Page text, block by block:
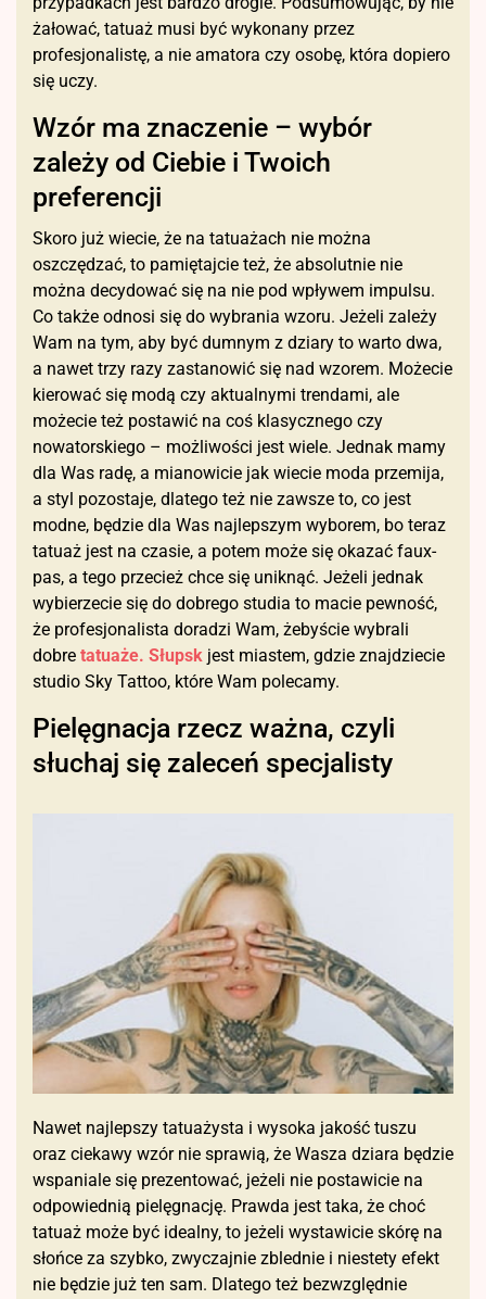
żałować, tatuaż musi być wykonany przez
profesjonalistę, a nie amatora czy osobę, która dopiero
się uczy.
Wzór ma znaczenie – wybór
zależy od Ciebie i Twoich
preferencji
Skoro już wiecie, że na tatuażach nie można
oszczędzać, to pamiętajcie też, że absolutnie nie
można decydować się na nie pod wpływem impulsu.
Co także odnosi się do wybrania wzoru. Jeżeli zależy
Wam na tym, aby być dumnym z dziary to warto dwa,
a nawet trzy razy zastanowić się nad wzorem. Możecie
kierować się modą czy aktualnymi trendami, ale
możecie też postawić na coś klasycznego czy
nowatorskiego – możliwości jest wiele. Jednak mamy
dla Was radę, a mianowicie jak wiecie moda przemija,
a styl pozostaje, dlatego też nie zawsze to, co jest
modne, będzie dla Was najlepszym wyborem, bo teraz
tatuaż jest na czasie, a potem może się okazać faux-
pas, a tego przecież chce się uniknąć. Jeżeli jednak
wybierzecie się do dobrego studia to macie pewność,
że profesjonalista doradzi Wam, żebyście wybrali
dobre tatuaże. Słupsk jest miastem, gdzie znajdziecie
studio Sky Tattoo, które Wam polecamy.
Pielęgnacja rzecz ważna, czyli
słuchaj się zaleceń specjalisty
Nawet najlepszy tatuażysta i wysoka jakość tuszu
oraz ciekawy wzór nie sprawią, że Wasza dziara będzie
wspaniale się prezentować, jeżeli nie postawicie na
odpowiednią pielęgnację. Prawda jest taka, że choć
tatuaż może być idealny, to jeżeli wystawicie skórę na
słońce za szybko, zwyczajnie zblednie i niestety efekt
nie będzie już ten sam. Dlatego też bezwzględnie